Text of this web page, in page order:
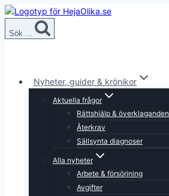
Skip
content
Sök ...
Nyheter, guider & krönikor
Aktuella frågor
Rättshjälp & överklaganden
Återkrav
Sällsynta diagnoser
Alla nyheter
Arbete & försörjning
Avgifter